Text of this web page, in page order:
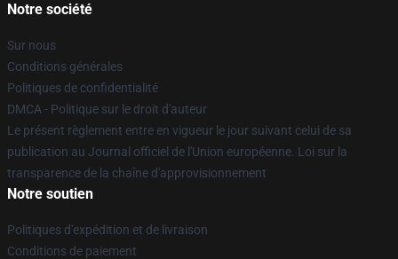
Notre société
Sur nous
Conditions générales
Politiques de confidentialité
DMCA - Politique sur le droit d'auteur
Le présent règlement entre en vigueur le jour suivant celui de sa
publication au Journal officiel de l'Union européenne. Loi sur la
transparence de la chaîne d'approvisionnement
Notre soutien
Politiques d'expédition et de livraison
Conditions de paiement